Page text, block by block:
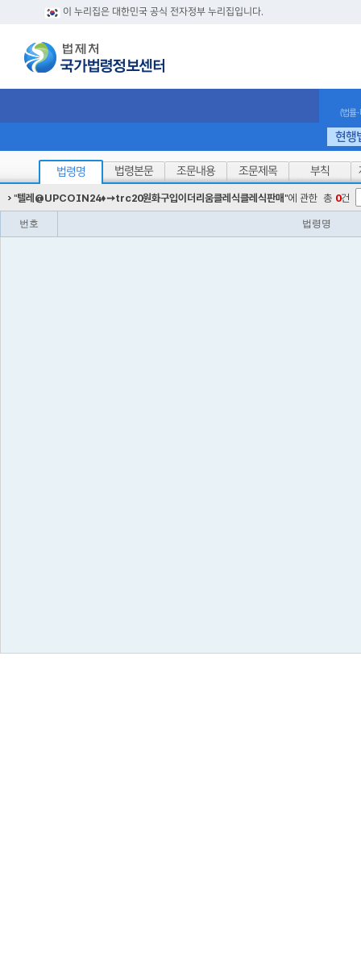
이 누리집은 대한민국 공식 전자정부 누리집입니다.
(법률
현행
법령명 법령본문 조문내용 조문제목 부칙
"텔레@UPCOIN24♦➙trc20원화구입이더리움클레식클레식판매"에 관한 총 0건
번호 법령명